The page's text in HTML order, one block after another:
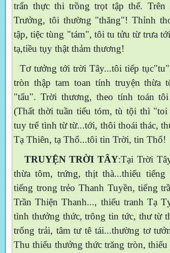
trấn thực thi trồng trọt tập thể. Trên
Trưởng, tôi thường "thăng"! Thỉnh
tập, tiệc tùng "tám", tôi tu tửu từ trưa
tạ,tiều tụy thật thảm thương!
Tơ tưởng tới trời Tây...tôi tiếp
tròn thập tam toan tính truyện thừa
"tẩu". Trời thương, theo tính toán
(Thất thời tuần tiểu tóm, tù tội thì
tuy trể tình từ từ...tới, thôi thoái thác,
Tạ Thiên, tạ Thổ...tôi tin Trời, tin Thổ!
TRUYỆN TRỜI TÂY:Tại Trời
thừa tôm, trứng, thịt thà...thiếu
tiếng trong trẻo Thanh Tuyền, tiếng
Trần Thiện Thanh..., thiếu tranh Tạ
tình thưởng thức, trông tin tức, thư từ
trống trải, tâm tư tê tái...thường tơ
Thu thiếu thưởng thức trăng tròn,